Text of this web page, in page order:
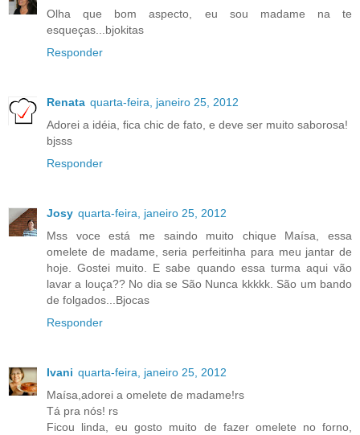
Olha que bom aspecto, eu sou madame na te
esqueças...bjokitas
Responder
Renata quarta-feira, janeiro 25, 2012
Adorei a idéia, fica chic de fato, e deve ser muito saborosa!
bjsss
Responder
Josy quarta-feira, janeiro 25, 2012
Mss voce está me saindo muito chique Maísa, essa
omelete de madame, seria perfeitinha para meu jantar de
hoje. Gostei muito. E sabe quando essa turma aqui vão
lavar a louça?? No dia se São Nunca kkkkk. São um bando
de folgados...Bjocas
Responder
Ivani quarta-feira, janeiro 25, 2012
Maísa,adorei a omelete de madame!rs
Tá pra nós! rs
Ficou linda, eu gosto muito de fazer omelete no forno,